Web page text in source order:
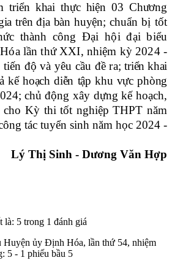
triển khai thực hiện 03 Chương
trên địa bàn huyện; chuẩn bị tốt
thành công Đại hội đại biểu
lần thứXXI, nhiệm kỳ 2024 -
độ và yêu cầu đề ra;triển khai
kế hoạch diễn tập khu vực phòng
; chủ động xây dựng kế hoạch,
cho Kỳ thi tốt nghiệp THPT năm
tác tuyển sinh năm học 2024 -
Lý Thị Sinh - Dương Văn Hợp
là: 5 trong 1 đánh giá
ủy Định Hóa, lần thứ 54, nhiệm
5 - 1 phiếu bầu 5